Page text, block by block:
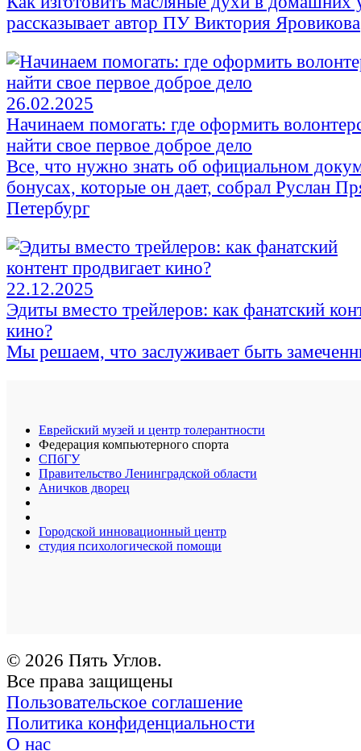
рассказывает автор ПУ Виктория Яровикова
26.02.2025
Начинаем помогать: где оформить
найти свое первое доброе дело
Все, что нужно знать об официальном
бонусах, которые он дает, собрал Руслан
Петербург
22.12.2025
Эдиты вместо трейлеров: как фанатский
кино?
Мы решаем, что заслуживает быть
Еврейский музей и центр толерантности
Федерация компьютерного спорта
СПбГУ
Правительство Ленинградской области
Аничков дворец
Городской инновационный центр
студия психологической помощи
© 2026 Пять Углов.
Все права защищены
Пользовательское соглашение
Политика конфиденциальности
О нас